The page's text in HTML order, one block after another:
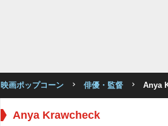
映画ポップコーン 俳優・監督 Anya
Anya Krawcheck